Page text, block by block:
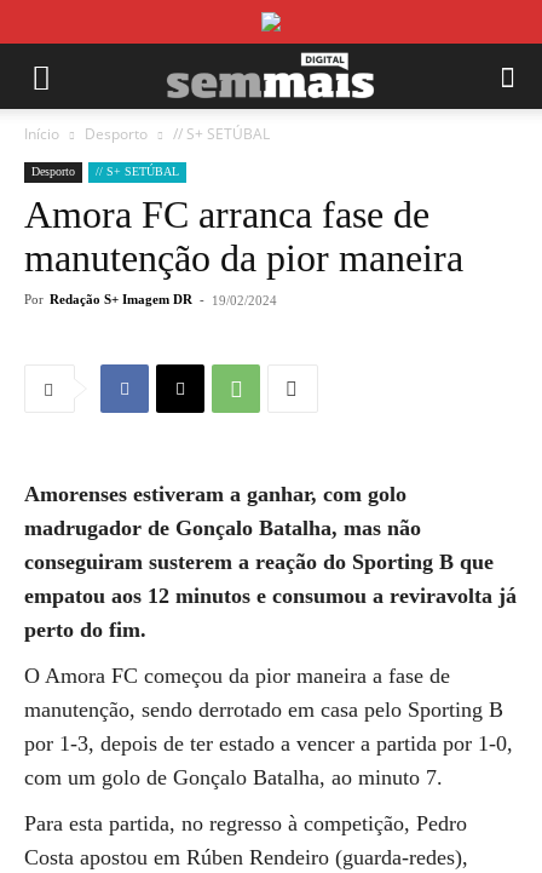
Início Desporto // S+ SETÚBAL
Desporto // S+ SETÚBAL
Amora FC arranca fase de
manutenção da pior maneira
Por Redação S+ Imagem DR - 19/02/2024
Amorenses estiveram a ganhar, com golo
madrugador de Gonçalo Batalha, mas não
conseguiram susterem a reação do Sporting B que
empatou aos 12 minutos e consumou a reviravolta já
perto do fim.
O Amora FC começou da pior maneira a fase de
manutenção, sendo derrotado em casa pelo Sporting B
por 1-3, depois de ter estado a vencer a partida por 1-0,
com um golo de Gonçalo Batalha, ao minuto 7.
Para esta partida, no regresso à competição, Pedro
Costa apostou em Rúben Rendeiro (guarda-redes),